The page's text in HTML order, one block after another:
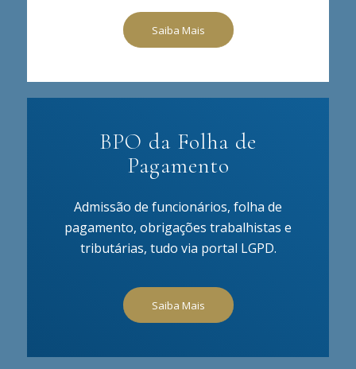
Saiba Mais
BPO da Folha de
Pagamento
Admissão de funcionários, folha de
pagamento, obrigações trabalhistas e
tributárias, tudo via portal LGPD.
Saiba Mais